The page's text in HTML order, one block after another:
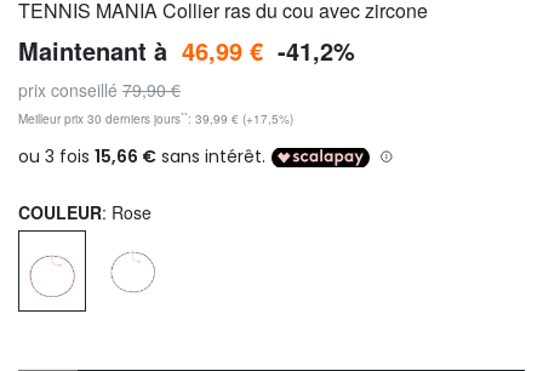
TENNIS MANIA Collier ras du cou avec zircone
Maintenant à 46,99 € -41,2%
prix conseillé 79,90 €
Meilleur prix 30 derniers jours**: 39,99 € (+17,5%)
COULEUR: Rose